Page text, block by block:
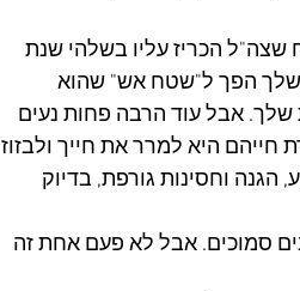
שצה"ל הכריז עליו בשלהי שנת
שהבית שלך הפך ל"שטח אש" שהוא
שלך. אבל עוד הרבה פחות נעים
היא למרר את חייך ולבזוז
הגנה וחסינות גורפת, בדיוק
סמוכים. אבל לא פעם אחת זה